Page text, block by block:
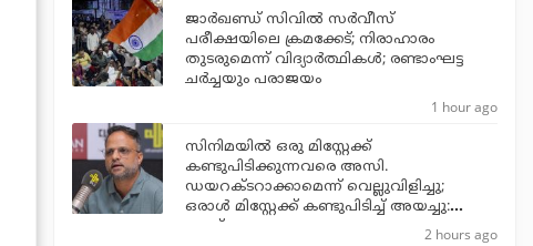
ജാര്‍ഖണ്ഡ് സിവില്‍ സര്‍വീസ്
പരീക്ഷയിലെ ക്രമക്കേട്; നിരാഹാരം
തുടരുമെന്ന് വിദ്യാര്‍ത്ഥികള്‍; രണ്ടാംഘട്ട
ചര്‍ച്ചയും പരാജയം
1 hour ago
സിനിമയില്‍ ഒരു മിസ്റ്റേക്ക്
കണ്ടുപിടിക്കുന്നവരെ അസി.
ഡയറക്ടറാക്കാമെന്ന് വെല്ലുവിളിച്ചു;
ഒരാള്‍ മിസ്റ്റേക്ക് കണ്ടുപിടിച്ച് അയച്ചു:
ജൂഡ്
2 hours ago